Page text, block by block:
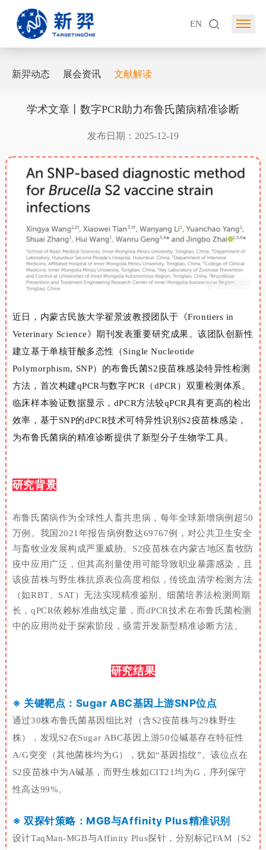
EN
新羿动态 展会资讯 文献解读
学术文章丨数字PCR助力布鲁氏菌病精准诊断
发布日期：2025-12-19
近日， 内蒙古民族大学翟景波教授团 队于《Frontiers in
Veterinary Science》期刊发表重要研究成果。该团队创新性
建立基于单核苷酸多态性（Single Nucleotide
Polymorphism, SNP）的布鲁氏菌S2疫苗株感染特异性检测
方法，首次构建qPCR与数字PCR （dPCR ）双重检测体系。
临床样本验证数据显示， dPCR方法较qPCR具有更高的检出
效率， 基于SNP的dPCR技术可特异性识别 S2疫苗株感染，
为布鲁氏菌病的精准诊断提供了新型分子生物学工具。
研究背景
布鲁氏菌病作为全球性人畜共患病，每年全球新增病例超 50
万例。我国 2021 年报告病例数达69767例，对公共卫生安全
与畜牧业发展构成严重威胁。 S2疫苗株在内蒙古地区畜牧防
疫中应用广泛，但其高剂量使用可能导致职业暴露感染，且
该疫苗株与野生株抗原表位高度相似，传统血清学检测方法
（如RBT SAT）无法实现精准鉴别。细菌培养法检测周期
长，qPCR依赖标准曲线定量，而dPCR技术在布鲁氏菌检测
中的应用尚处于探索阶段，亟需开发新型精准诊断方法。
研究结果
※ 关键靶点：Sugar ABC基因上游SNP位点
通过30株布鲁氏菌基因组比对（含S2疫苗株与29株野生
株），发现S2在Sugar ABC基因上游50位碱基存在特征性
A/G突变（其他菌株均为G），犹如“基因指纹” 。该位点在
S2疫苗株中为A碱基，而野生株如CIT21均为G ，序列保守
性高达99%。
※ 双探针策略：MGB与Affinity Plus精准识别
设计TaqMan-MGB与Affinity Plus探针，分别标记FAM （S2